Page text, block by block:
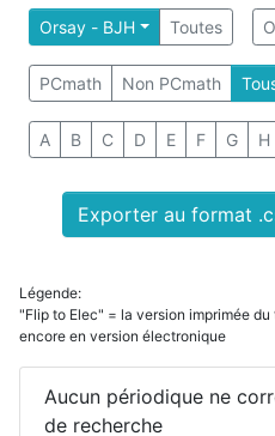
Orsay - BJH Toutes
PCmath Non PCmath
A B C D E F G H
Exporter au format
Légende:
"Flip to Elec" = la version imprimée
encore en version électronique
Aucun périodique ne
de recherche